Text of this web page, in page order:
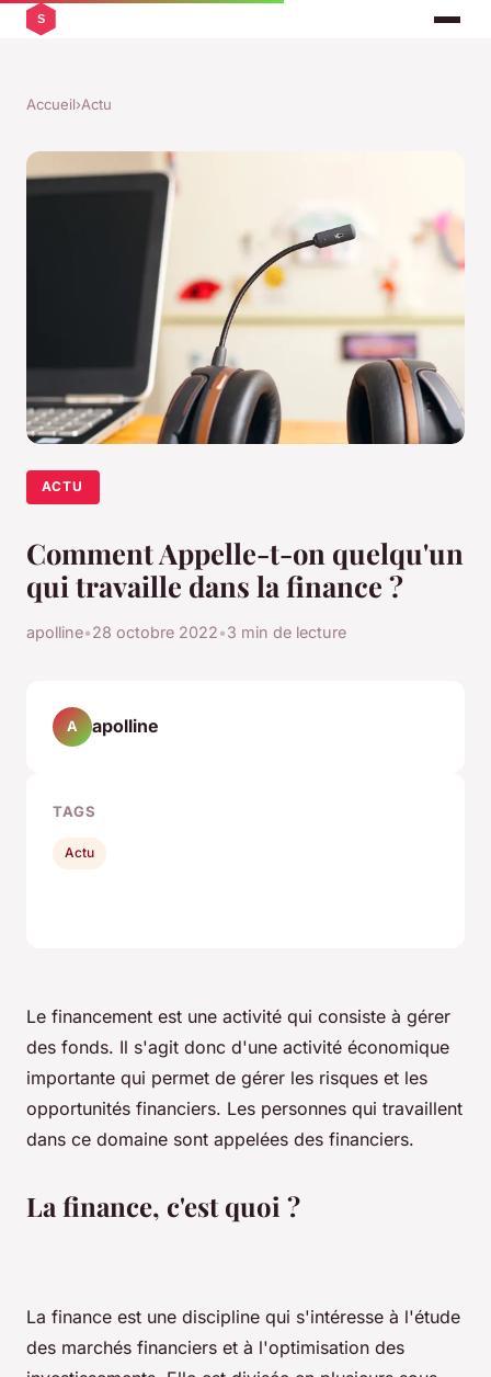
Accueil›Actu
ACTU
Comment Appelle-t-on quelqu'un
qui travaille dans la finance ?
apolline•28 octobre 2022•3 min de lecture
Le financement est une activité qui consiste à gérer
des fonds. Il s'agit donc d'une activité économique
importante qui permet de gérer les risques et les
opportunités financiers. Les personnes qui travaillent
dans ce domaine sont appelées des financiers.
La finance, c'est quoi ?
La finance est une discipline qui s'intéresse à l'étude
des marchés financiers et à l'optimisation des
A apolline
TAGS
Actu